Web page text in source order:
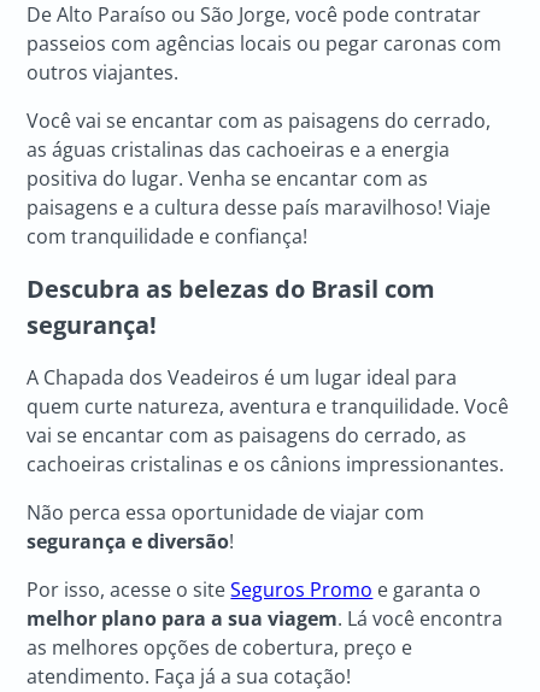
De Alto Paraíso ou São Jorge, você pode contratar
passeios com agências locais ou pegar caronas com
outros viajantes.
Você vai se encantar com as paisagens do cerrado,
as águas cristalinas das cachoeiras e a energia
positiva do lugar. Venha se encantar com as
paisagens e a cultura desse país maravilhoso! Viaje
com tranquilidade e confiança!
Descubra as belezas do Brasil com
segurança!
A Chapada dos Veadeiros é um lugar ideal para
quem curte natureza, aventura e tranquilidade. Você
vai se encantar com as paisagens do cerrado, as
cachoeiras cristalinas e os cânions impressionantes.
Não perca essa oportunidade de viajar com
segurança e diversão!
Por isso, acesse o siteSeguros Promo e garanta o
melhor plano para a sua viagem. Lá você encontra
as melhores opções de cobertura, preço e
atendimento. Faça já a sua cotação!